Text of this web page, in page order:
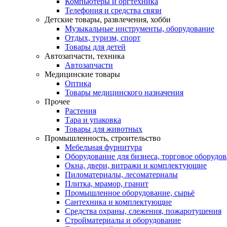
Телефония и средства связи
Детские товары, развлечения, хобби
Музыкальные инструменты, оборудование
Отдых, туризм, спорт
Товары для детей
Автозапчасти, техника
Автозапчасти
Медицинские товары
Оптика
Товары медицинского назначения
Прочее
Растения
Тара и упаковка
Товары для животных
Промышленность, строительство
Мебельная фурнитура
Оборудование для бизнеса, торговое
Окна, двери, витражи и комплектующие
Пиломатериалы, лесоматериалы
Плитка, мрамор, гранит
Промышленное оборудование, сырьё
Сантехника и комплектующие
Средства охраны, слежения, пожаротушения
Стройматериалы и оборудование